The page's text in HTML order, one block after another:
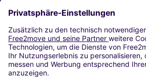
CARSHARING
UNSERE STÄDTE
Paris
Madrid
Washington DC
Mailand